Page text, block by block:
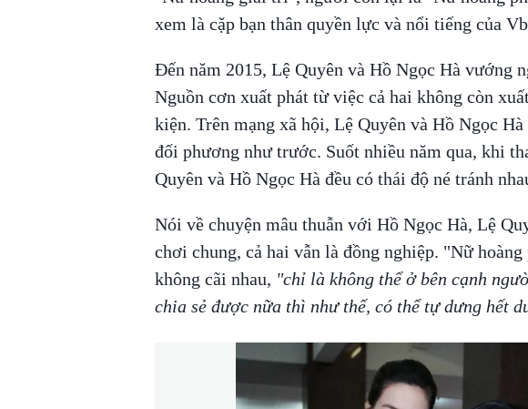
xem là cặp bạn thân quyền lực và nổi tiếng của
Đến năm 2015, Lệ Quyên và Hồ Ngọc Hà vướng
Nguồn cơn xuất phát từ việc cả hai không còn
kiện. Trên mạng xã hội, Lệ Quyên và Hồ Ngọc Hà
đối phương như trước. Suốt nhiều năm qua, khi
Quyên và Hồ Ngọc Hà đều có thái độ né tránh
Nói về chuyện mâu thuẫn với Hồ Ngọc Hà, Lệ
chơi chung, cả hai vẫn là đồng nghiệp. "Nữ
không cãi nhau, "chỉ là không thể ở bên cạnh
chia sẻ được nữa thì như thế, có thể tự dưng hết